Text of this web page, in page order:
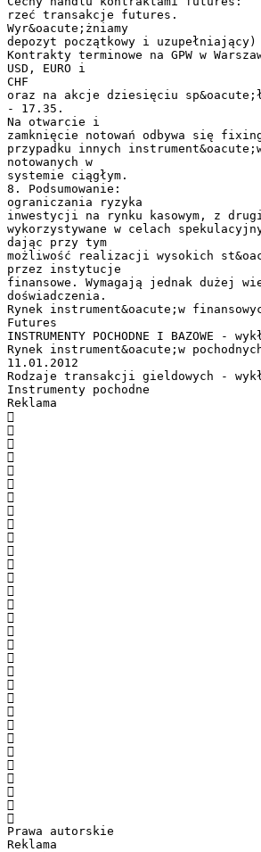
rzeć transakcje futures.
Wyr&oacute;żniamy
depozyt początkowy i uzupełniający)
Kontrakty terminowe na GPW w
USD, EURO i
CHF
oraz na akcje dziesięciu
- 17.35.
Na otwarcie i
zamknięcie notowań odbywa się
przypadku innych
notowanych w
systemie ciągłym.
8. Podsumowanie:
ograniczania ryzyka
inwestycji na rynku kasowym, z
wykorzystywane w celach
dając przy tym
możliwość realizacji wysokich
przez instytucje
finansowe. Wymagają jednak dużej
doświadczenia.
Rynek instrument&oacute;w
Futures
INSTRUMENTY POCHODNE I BAZOWE -
Rynek instrument&oacute;w
11.01.2012
Rodzaje transakcji gieldowych -
Instrumenty pochodne
Reklama































Prawa autorskie
Reklama